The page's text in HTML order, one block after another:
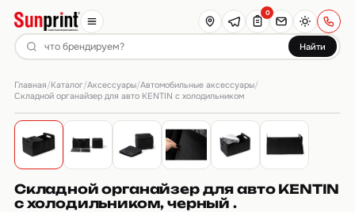
Найти
0
Главная/Каталог/Аксессуары/Автомобильные аксессуары/
Складной органайзер для авто KENTIN c холодильником
Складной органайзер для авто KENTIN
c холодильником, черный .